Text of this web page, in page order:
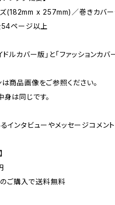
ズ(182mm x 257mm)／巻きカバ
54ページ以上
ドルカバー版」と「ファッションカ
商品画像をご参照ください。
は同じです。
インタビューやメッセージコメン
ご購入で送料無料